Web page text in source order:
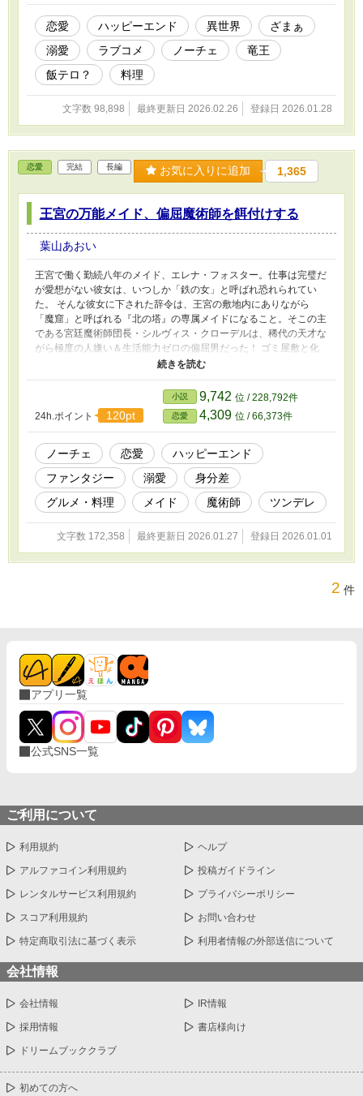
ようなパスタ、鈍器になるクッキー。リリアナが作る硬い料理は、
竜王を元気にし、兵士を強化し、いつしか国中から崇拝されること
に。 これは、料理で幸せを掴んだ出戻り聖女の、痛快ハッピーエ
ンドストーリー。
恋愛 ハッピーエンド 異世界
ざまぁ
溺愛
ラブコメ ノーチェ
竜王
飯テロ？
料理
文字数 98,898 最終更新日 2026.02.26 登録日 2026.01.28
恋愛 完結 長編 お気に入りに追加 1,365
王宮の万能メイド、偏屈魔術師を餌付けする
葉山あおい
王宮で働く勤続八年のメイド、エレナ・フォスター。仕事は完璧だ
が愛想がない彼女は、いつしか「鉄の女」と呼ばれ恐れられてい
た。 そんな彼女に下された辞令は、王宮の敷地内にありながら
「魔窟」と呼ばれる『北の塔』の専属メイドになること。そこの主
である宮廷魔術師団長・シルヴィス・クローデルは、稀代の天才な
がら極度の人嫌い＆生活能力ゼロの偏屈男だった！ ゴミ屋敷と化
した塔をピカピカに掃除し、栄養失調寸前の彼に絶品の手料理を振
製カツサンド……。美味しいご飯で餌付けされた魔術師様は、次第
にエレナへの独占欲を露わにし始めて――？ 意地悪な聖女や侯爵
夫人のいびりも、完璧なスキルで華麗に返り討ち。平民出身のメイ
ドが、身分差を乗り越えて幸せな花嫁になるまでの、美味しくて甘
いシンデレラストーリー。
24h.ポイント 120pt
小説 9,742 位 / 228,792件
恋愛 4,309 位 / 66,373件
ノーチェ 恋愛
ハッピーエンド
ファンタジー
溺愛
身分差
グルメ・料理
メイド 魔術師 ツンデレ
文字数 172,358 最終更新日 2026.01.27 登録日 2026.01.01
2 件
アプリ一覧
公式SNS一覧
ご利用について
利用規約 ヘルプ
アルファコイン利用規約 投稿ガイドライン
レンタルサービス利用規約 プライバシーポリシー
スコア利用規約 お問い合わせ
特定商取引法に基づく表示 利用者情報の外部送信について
会社情報
会社情報 IR情報
採用情報 書店様向け
ドリームブッククラブ
初めての方へ